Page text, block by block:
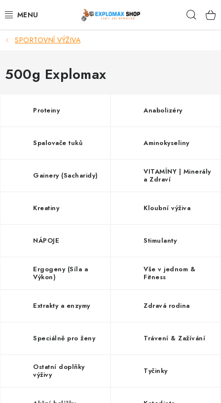
na
%AKCE
NOVINKY
SPORTOVNÍ VYBAVENÍ
KRÁSA A WELLNESS
Podmínky ochrany osobních údajů
Doprava a platba
Slevový systém
SPORTOVNÍ VÝŽIVA
500g Explomax
Proteiny Anabolizéry
Spalovače tuků Aminokyseliny
Gainery (Sacharidy)
VITAMÍNY | Minerály
a Zdraví
Kreatiny Kloubní výživa
NÁPOJE Stimulanty
Ergogeny (Síla a
Výkon)
Vše v jednom &
Fitness
Extrakty a enzymy Zdravá rodina
Speciálně pro ženy Trávení & Zažívání
Ostatní doplňky
výživy
Tyčinky